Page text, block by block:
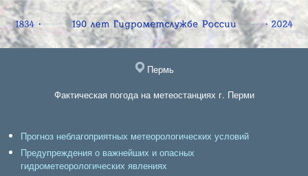
Пермь
Фактическая погода на метеостанциях г. Перми
Прогноз неблагоприятных метеорологических условий
Предупреждения о важнейших и опасных
гидрометеорологических явлениях